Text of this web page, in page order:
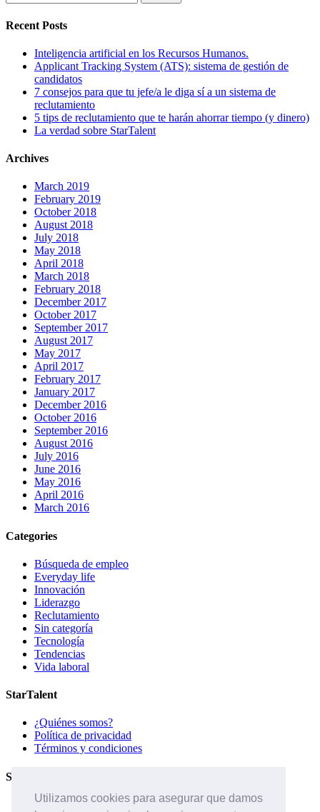
Utilizamos cookies para asegurar que damos
for:
Recent Posts
Inteligencia artificial en los Recursos Humanos.
Applicant Tracking System (ATS): sistema de gestión de
candidatos
7 consejos para que tu jefe/a le diga sí a un sistema de
reclutamiento
5 tips de reclutamiento que te harán ahorrar tiempo (y dinero)
La verdad sobre StarTalent
Archives
March 2019
February 2019
October 2018
August 2018
July 2018
May 2018
April 2018
March 2018
February 2018
December 2017
October 2017
September 2017
August 2017
May 2017
April 2017
February 2017
January 2017
December 2016
October 2016
September 2016
August 2016
July 2016
June 2016
May 2016
April 2016
March 2016
Categories
Búsqueda de empleo
Everyday life
Innovación
Liderazgo
Reclutamiento
Sin categoría
Tecnología
Tendencias
Vida laboral
StarTalent
¿Quiénes somos?
Política de privacidad
Términos y condiciones
Servicios
Páginas de carreras